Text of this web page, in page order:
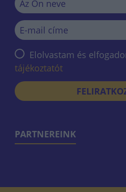
Elolvastam és
tájékoztatót
PARTNEREINK